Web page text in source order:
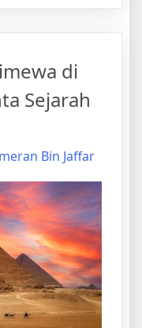
di
Sejarah
Bin Jaffar